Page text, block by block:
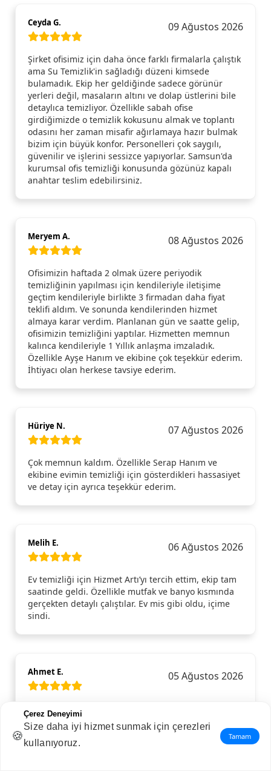
Ceyda G. 09 Ağustos 2026
Şirket ofisimiz için daha önce farklı firmalarla çalıştık
ama Su Temizlik'in sağladığı düzeni kimsede
bulamadık. Ekip her geldiğinde sadece görünür
yerleri değil, masaların altını ve dolap üstlerini bile
detaylıca temizliyor. Özellikle sabah ofise
girdiğimizde o temizlik kokusunu almak ve toplantı
odasını her zaman misafir ağırlamaya hazır bulmak
bizim için büyük konfor. Personelleri çok saygılı,
güvenilir ve işlerini sessizce yapıyorlar. Samsun'da
kurumsal ofis temizliği konusunda gözünüz kapalı
anahtar teslim edebilirsiniz.
Meryem A. 08 Ağustos 2026
Ofisimizin haftada 2 olmak üzere periyodik
temizliğinin yapılması için kendileriyle iletişime
geçtim kendileriyle birlikte 3 firmadan daha fiyat
teklifi aldım. Ve sonunda kendilerinden hizmet
almaya karar verdim. Planlanan gün ve saatte gelip,
ofisimizin temizliğini yaptılar. Hizmetten memnun
kalınca kendileriyle 1 Yıllık anlaşma imzaladık.
Özellikle Ayşe Hanım ve ekibine çok teşekkür ederim.
İhtiyacı olan herkese tavsiye ederim.
Hüriye N. 07 Ağustos 2026
Çok memnun kaldım. Özellikle Serap Hanım ve
ekibine evimin temizliği için gösterdikleri hassasiyet
ve detay için ayrıca teşekkür ederim.
Melih E. 06 Ağustos 2026
Ev temizliği için Hizmet Artı’yı tercih ettim, ekip tam
saatinde geldi. Özellikle mutfak ve banyo kısmında
gerçekten detaylı çalıştılar. Ev mis gibi oldu, içime
sindi.
Ahmet E. 05 Ağustos 2026
Evim için detaylı temizlik hizmeti aldım ve açıkçası
bu kadar fark yaratacağını beklemiyordum. Özellikle
mutfak ve banyoda yapılan temizlik gerçekten ince
ince yapılmıştı; normalde gözden kaçan köşeler bile
🍪
Çerez Deneyimi
Size daha iyi hizmet sunmak için çerezleri
kullanıyoruz.
Tamam